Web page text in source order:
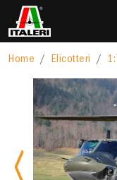
Home Elicotteri
Previous